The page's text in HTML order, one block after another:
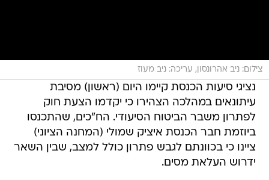
צילום: ניב אהרונסון, עריכה: ניב מעוז
נציגי סיעות הכנסת קיימו היום (ראשון) מסיבת
עיתונאים במהלכה הצהירו כי יקדמו הצעת חוק
לפתרון משבר הביטוח הסיעודי. הח"כים, שהתכנסו
ביוזמת חבר הכנסת איציק שמולי (המחנה הציוני)
ציינו כי בכוונתם לגבש פתרון כולל למצב, שבין השאר
ידרוש העלאת מסים.